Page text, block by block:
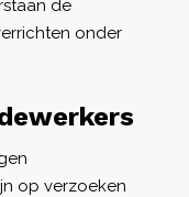
de
onder
op verzoeken